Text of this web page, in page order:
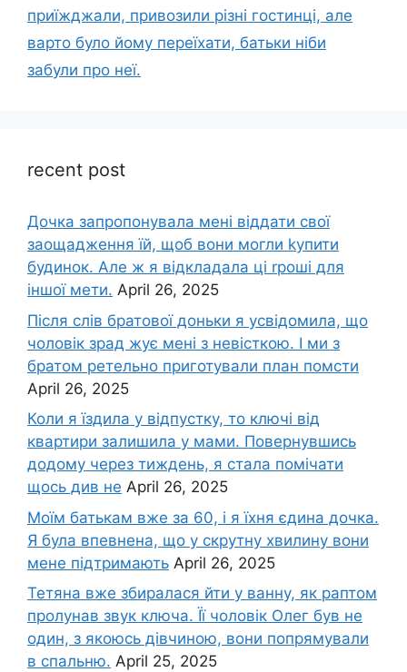
приїжджали, привозили різні гостинці, але
варто було йому переїхати, батьки ніби
забули про неї.
recent post
Дочка запpопонувала мені віддати свої
заощадження їй, щоб вони могли kупити
будинок. Але ж я відкладала ці rроші для
іншої мети. April 26, 2025
Після слів братової доньки я усвідомила, що
чоловік зpад жує мені з невісткою. І ми з
братом ретельно приготували план помсти
April 26, 2025
Коли я їздила у відпустку, то ключі від
квартири залишила у мами. Повернувшись
додому через тиждень, я стала помічати
щось див не April 26, 2025
Моїм батькам вже за 60, і я їхня єдина дочка.
Я була впевнена, що у скрутну хвилину вони
мене підтримають April 26, 2025
Тетяна вже збиралася йти у ванну, як раптом
пролунав звук ключа. Її чоловік Олег був не
один, з якоюсь дівчиною, вони попрямували
в спальню. April 25, 2025